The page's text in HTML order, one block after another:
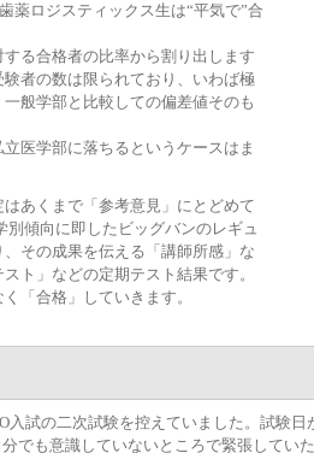
薬ロジスティックス生は“平気で”合
る合格者の比率から割り出します
者の数は限られており、いわば極
般学部と比較しての偏差値そのも
医学部に落ちるというケースはま
あくまで「参考意見」にとどめて
傾向に即したビッグバンのレギュ
その成果を伝える「講師所感」な
ト」などの定期テスト結果です。
「合格」していきます。
入試の二次試験を控えていました。試験日
でも意識していないところで緊張してい